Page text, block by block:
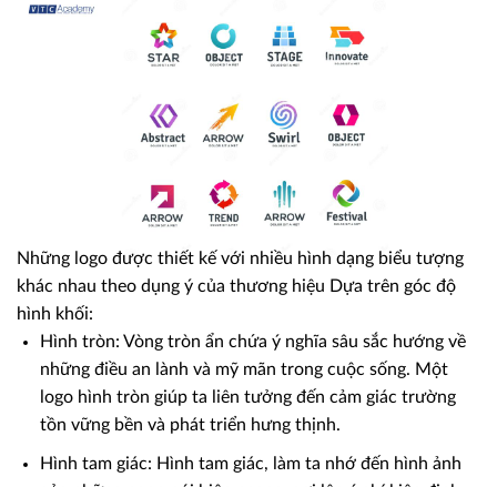
Những logo được thiết kế với nhiều hình dạng biểu tượng
khác nhau theo dụng ý của thương hiệu Dựa trên góc độ
hình khối:
Hình tròn: Vòng tròn ẩn chứa ý nghĩa sâu sắc hướng về
những điều an lành và mỹ mãn trong cuộc sống. Một
logo hình tròn giúp ta liên tưởng đến cảm giác trường
tồn vững bền và phát triển hưng thịnh.
Hình tam giác: Hình tam giác, làm ta nhớ đến hình ảnh